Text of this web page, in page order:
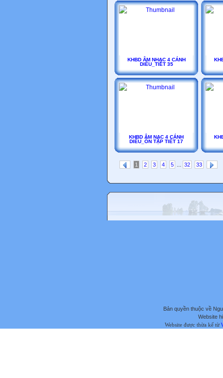
KHBD ÂM NHẠC 4 CÁNH
DIỀU_TIẾT 35
KHBD ÂM NẠC 4 CÁNH
DIỀU_ÔN TẬP TIẾT 17
1 2 3 4 5 ... 32 33
Bản quyền thuộc về
Website
Website được thừa kế từ